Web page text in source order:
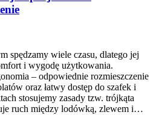
spędzamy wiele czasu, dlatego jej
i wygodę użytkowania.
– odpowiednie rozmieszczenie
oraz łatwy dostęp do szafek i
stosujemy zasady tzw. trójkąta
ruch między lodówką, zlewem i…